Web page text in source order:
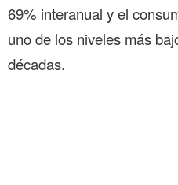
69% interanual y el
uno de los niveles más
décadas.